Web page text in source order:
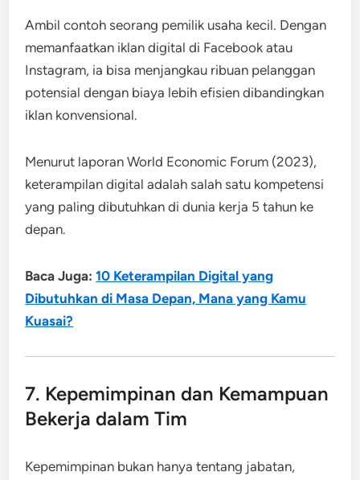
Ambil contoh seorang pemilik usaha kecil. Dengan
memanfaatkan iklan digital di Facebook atau
Instagram, ia bisa menjangkau ribuan pelanggan
potensial dengan biaya lebih efisien dibandingkan
iklan konvensional.
Menurut laporan World Economic Forum (2023),
keterampilan digital adalah salah satu kompetensi
yang paling dibutuhkan di dunia kerja 5 tahun ke
depan.
Baca Juga:10 Keterampilan Digital yang
Dibutuhkan di Masa Depan, Mana yang Kamu
Kuasai?
7. Kepemimpinan dan Kemampuan
Bekerja dalam Tim
Kepemimpinan bukan hanya tentang jabatan,